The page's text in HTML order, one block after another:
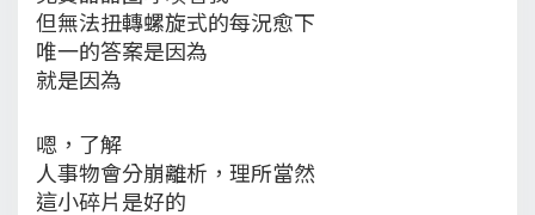
但無法扭轉螺旋式的每況愈下
唯一的答案是因為
就是因為
嗯，了解
人事物會分崩離析，理所當然
這小碎片是好的